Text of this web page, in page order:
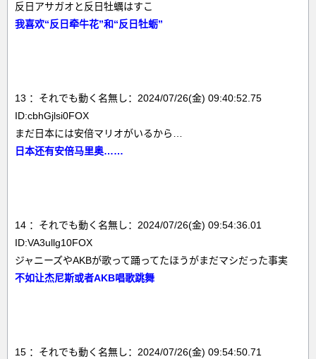
反日アサガオと反日牡蠣はすこ
我喜欢“反日牵牛花”和“反日牡蛎”
13 ：それでも動く名無し：2024/07/26(金) 09:40:52.75
ID:cbhGjlsi0FOX
まだ日本には安倍マリオがいるから…
日本还有安倍马里奥……
14 ：それでも動く名無し：2024/07/26(金) 09:54:36.01
ID:VA3ullg10FOX
ジャニーズやAKBが歌って踊ってたほうがまだマシだった事実
不如让杰尼斯或者AKB唱歌跳舞
15 ：それでも動く名無し：2024/07/26(金) 09:54:50.71